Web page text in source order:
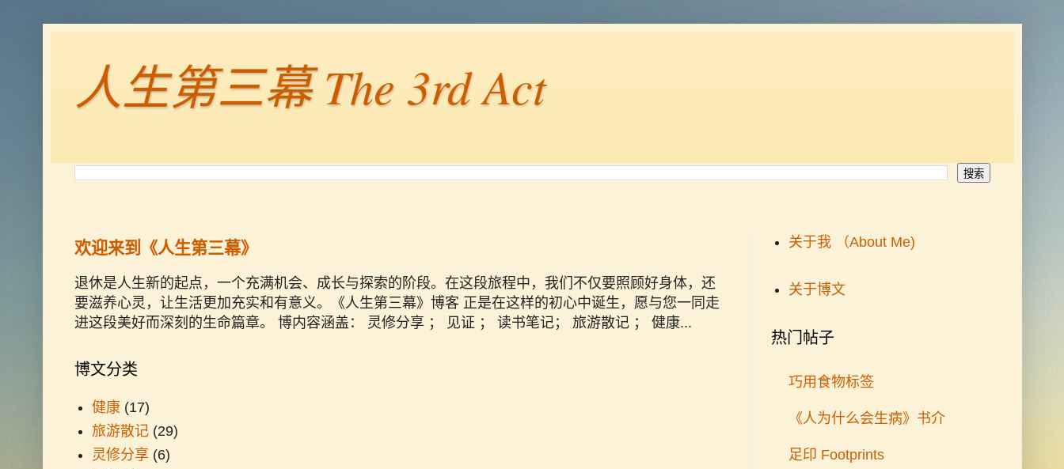
人生第三幕 The 3rd Act
欢迎来到《人生第三幕》
退休是人生新的起点，一个充满机会、成长与探索的阶段。在这段旅程中，我们不仅要照顾好身体，还
要滋养心灵，让生活更加充实和有意义。《人生第三幕》博客 正是在这样的初心中诞生，愿与您一同走
进这段美好而深刻的生命篇章。 博内容涵盖： 灵修分享 ； 见证 ； 读书笔记； 旅游散记 ； 健康...
博文分类
健康 (17)
旅游散记 (29)
灵修分享 (6)
关于我 （About Me)
关于博文
热门帖子
巧用食物标签
《人为什么会生病》书介
足印 Footprints